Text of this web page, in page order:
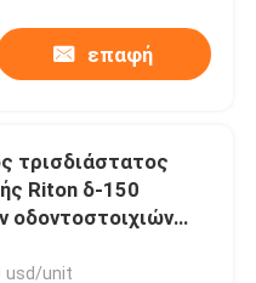
επαφή
τρισδιάστατος
Riton δ-150
οδοντοστοιχιών
usd/unit